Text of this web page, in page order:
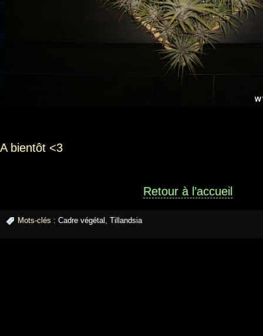
A bientôt <3
Retour à l’accueil
Mots-clés : Cadre végétal Tillandsia